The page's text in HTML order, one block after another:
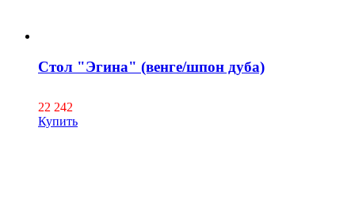
Стол "Эгина" (венге/шпон дуба)
22 242
Купить